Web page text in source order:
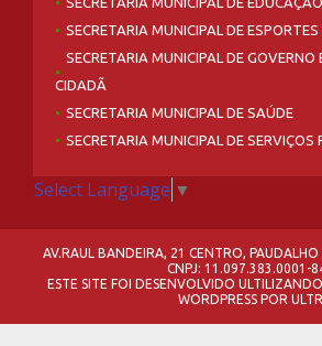
SECRETARIA MUNICIPAL DE ESPORTES
SECRETARIA MUNICIPAL DE GOVERNO
CIDADÃ
SECRETARIA MUNICIPAL DE SAÚDE
SECRETARIA MUNICIPAL DE SERVIÇOS
Select Language ▼
AV.RAUL BANDEIRA, 21 CENTRO,
CNPJ: 11.097.383.0001-
ESTE SITE FOI DESENVOLVIDO
WORDPRESS POR